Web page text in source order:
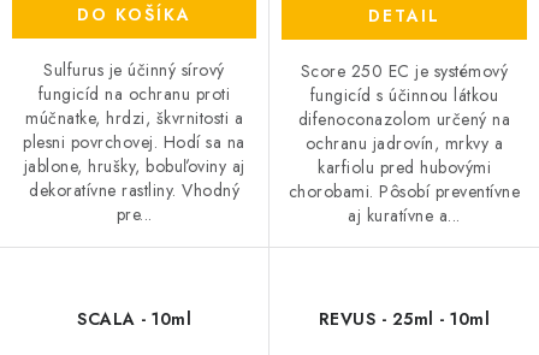
DO KOŠÍKA
Sulfurus je účinný sírový
fungicíd na ochranu proti
múčnatke, hrdzi, škvrnitosti a
plesni povrchovej. Hodí sa na
jablone, hrušky, bobuľoviny aj
dekoratívne rastliny. Vhodný
pre...
DETAIL
Score 250 EC je systémový
fungicíd s účinnou látkou
difenoconazolom určený na
ochranu jadrovín, mrkvy a
karfiolu pred hubovými
chorobami. Pôsobí preventívne
aj kuratívne a...
SCALA - 10ml REVUS - 25ml - 10ml